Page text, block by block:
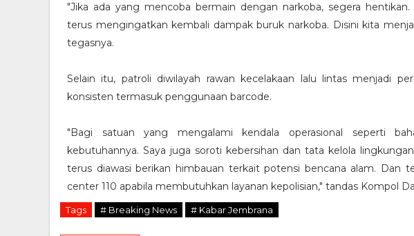
"Jika ada yang mencoba bermain dengan narkoba, segera
terus mengingatkan kembali dampak buruk narkoba. Disini kita
tegasnya.
Selain itu, patroli diwilayah rawan kecelakaan lalu lintas menjadi
konsisten termasuk penggunaan barcode.
"Bagi satuan yang mengalami kendala operasional seperti
kebutuhannya. Saya juga soroti kebersihan dan tata kelola
terus diawasi berikan himbauan terkait potensi bencana alam. Dan
center 110 apabila membutuhkan layanan kepolisian," tandas Kompol
Tags # Breaking News # Kabar Jembrana